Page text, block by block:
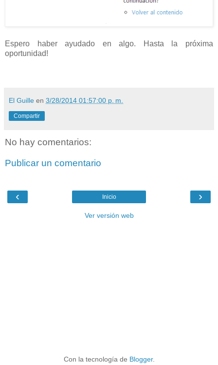
Espero haber ayudado en algo. Hasta la próxima
oportunidad!
El Guille en 3/28/2014 01:57:00 p. m.
Compartir
No hay comentarios:
Publicar un comentario
‹ ›
Inicio
Ver versión web
Con la tecnología de Blogger.